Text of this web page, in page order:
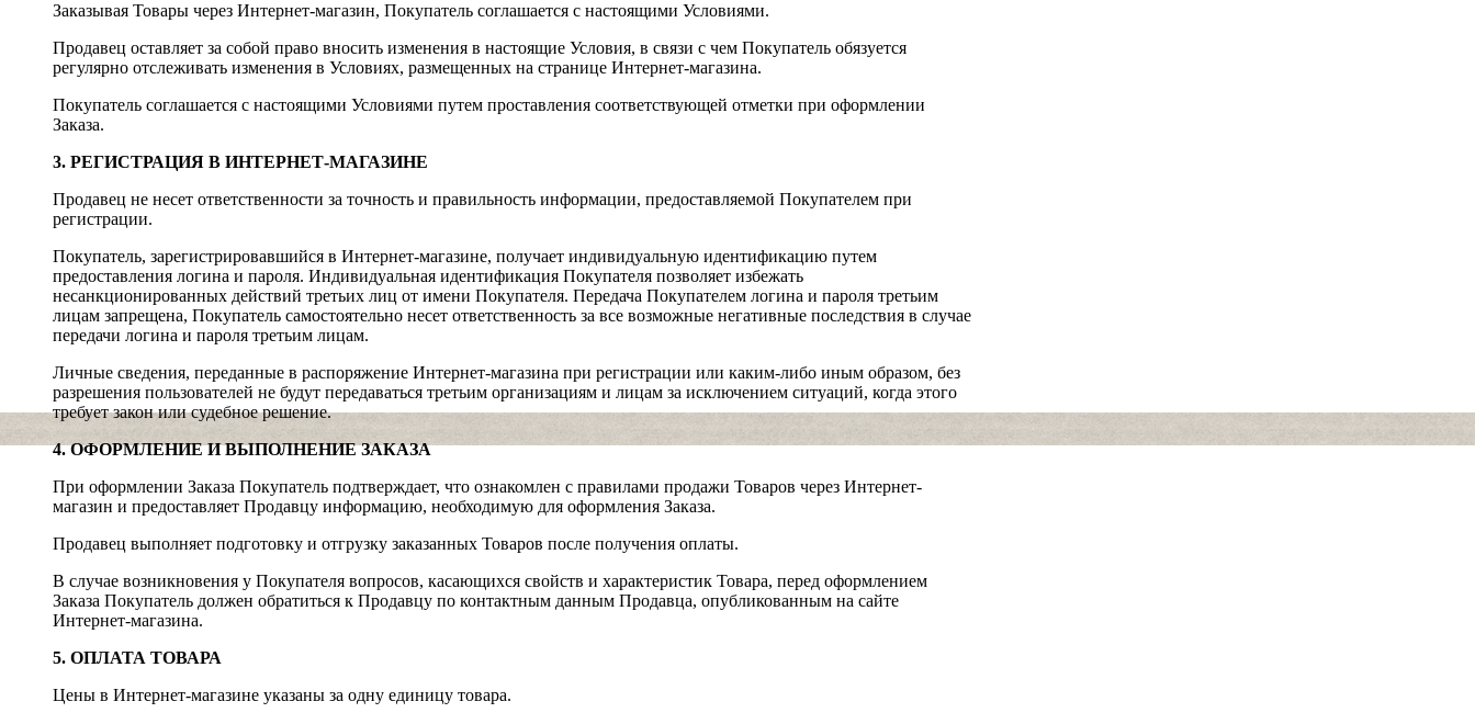
Заказывая Товары через Интернет-магазин, Покупатель соглашается с настоящими Условиями.
Продавец оставляет за собой право вносить изменения в настоящие Условия, в связи с чем Покупатель обязуется
регулярно отслеживать изменения в Условиях, размещенных на странице Интернет-магазина.
Покупатель соглашается с настоящими Условиями путем проставления соответствующей отметки при оформлении
Заказа.
3. РЕГИСТРАЦИЯ В ИНТЕРНЕТ-МАГАЗИНЕ
Продавец не несет ответственности за точность и правильность информации, предоставляемой Покупателем при
регистрации.
Покупатель, зарегистрировавшийся в Интернет-магазине, получает индивидуальную идентификацию путем
предоставления логина и пароля. Индивидуальная идентификация Покупателя позволяет избежать
несанкционированных действий третьих лиц от имени Покупателя. Передача Покупателем логина и пароля третьим
лицам запрещена, Покупатель самостоятельно несет ответственность за все возможные негативные последствия в случае
передачи логина и пароля третьим лицам.
Личные сведения, переданные в распоряжение Интернет-магазина при регистрации или каким-либо иным образом, без
разрешения пользователей не будут передаваться третьим организациям и лицам за исключением ситуаций, когда этого
требует закон или судебное решение.
4. ОФОРМЛЕНИЕ И ВЫПОЛНЕНИЕ ЗАКАЗА
При оформлении Заказа Покупатель подтверждает, что ознакомлен с правилами продажи Товаров через Интернет-
магазин и предоставляет Продавцу информацию, необходимую для оформления Заказа.
Продавец выполняет подготовку и отгрузку заказанных Товаров после получения оплаты.
В случае возникновения у Покупателя вопросов, касающихся свойств и характеристик Товара, перед оформлением
Заказа Покупатель должен обратиться к Продавцу по контактным данным Продавца, опубликованным на сайте
Интернет-магазина.
5. ОПЛАТА ТОВАРА
Цены в Интернет-магазине указаны за одну единицу товара.